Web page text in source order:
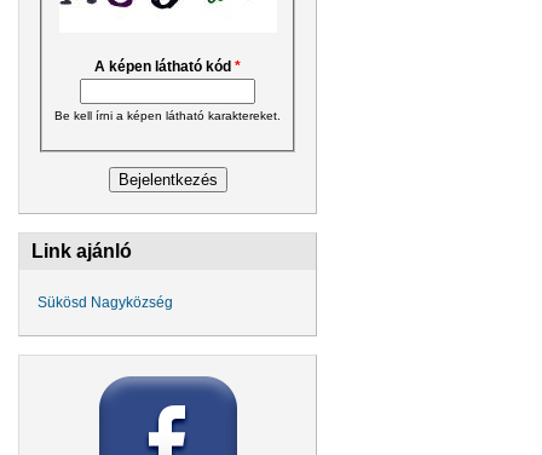
A képen látható kód *
Be kell írni a képen látható karaktereket.
Link ajánló
Sükösd Nagyközség